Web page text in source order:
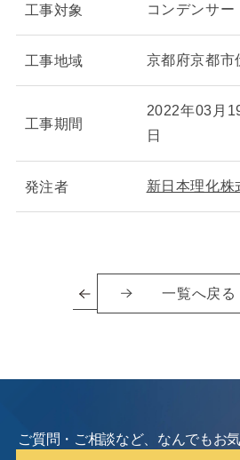
工事対象 コンデンサー
工事地域 京都府京都市
工事期間
2022年03月
日
発注者 新日本理化株
一覧へ戻る
ご質問・ご相談など、なんでもお